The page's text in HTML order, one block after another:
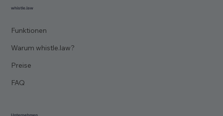
whistle.law
Funktionen
Warum whistle.law?
Preise
FAQ
Unternehmen